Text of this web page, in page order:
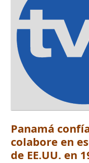
Panamá
colabore en
de EE.UU. en